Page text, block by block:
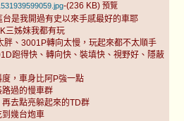
-(236 KB) 預覽
台是我開過有史以來手感最好的車耶
三姊妹我都有玩
胖、3001P轉向太慢，玩起來都不太順手
跑得快、轉向快、裝填快、視野好、隱蔽
，車身比阿P強一點
過的慢車群
去點亮躲起來的TD群
幾台炮車